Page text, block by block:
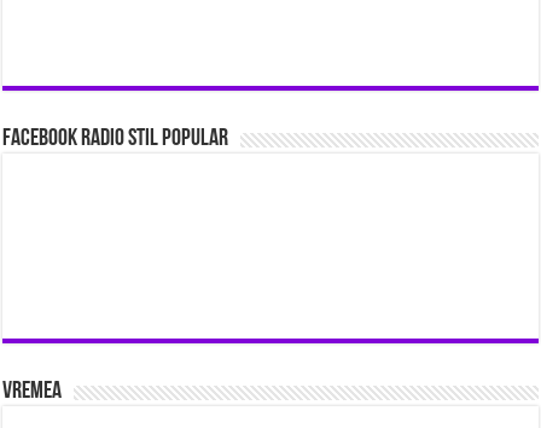
Facebook Radio Stil Popular
Vremea